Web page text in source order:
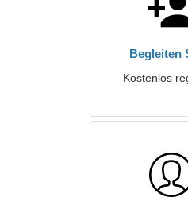
Begleiten
Kostenlos